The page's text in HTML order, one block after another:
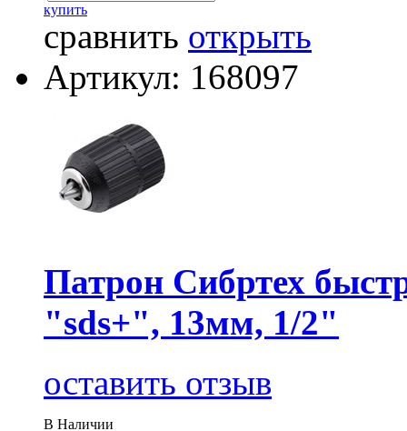
купить
сравнить открыть
Артикул: 168097
Патрон Сибртех
"sds+", 13мм, 1/2"
оставить отзыв
В Наличии